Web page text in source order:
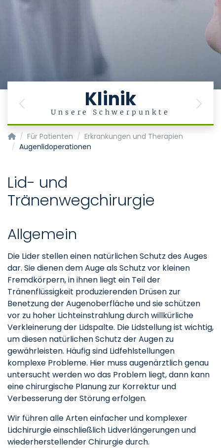
Klinik
Unsere Schwerpunkte
Previous Next
Klinik für Augenheilkunde
Für Patienten
Erkrankungen und Therapien
Augenlidoperationen
Lid- und
Tränenwegchirurgie
Allgemein
Die Lider stellen einen natürlichen Schutz des Auges
dar. Sie dienen dem Auge als Schutz vor kleinen
Fremdkörpern, in ihnen liegt ein Teil der
Tränenflüssigkeit produzierenden Drüsen zur
Benetzung der Augenoberfläche und sie schützen
vor zu hoher Lichteinstrahlung durch willkürliche
Verkleinerung der Lidspalte. Die Lidstellung ist wichtig,
um diesen natürlichen Schutz der Augen zu
gewährleisten. Häufig sind Lidfehlstellungen
komplexe Probleme. Hier muss augenärztlich genau
untersucht werden wo das Problem liegt, dann kann
eine chirurgische Planung zur Korrektur und
Verbesserung der Störung erfolgen.
Wir führen alle Arten einfacher und komplexer
Lidchirurgie einschließlich Lidverlängerungen und
wiederherstellender Chirurgie durch.